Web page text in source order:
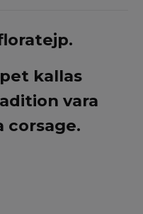
kallas
vara
corsage.